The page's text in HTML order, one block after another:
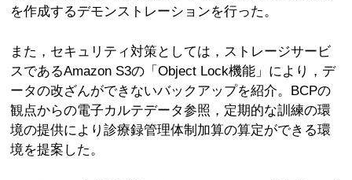
を作成するデモンストレーションを行った。
また，セキュリティ対策としては，ストレージサービ
スであるAmazon S3の「Object Lock機能」により，デ
ータの改ざんができないバックアップを紹介。BCPの
観点からの電子カルテデータ参照，定期的な訓練の環
境の提供により診療録管理体制加算の算定ができる環
境を提案した。